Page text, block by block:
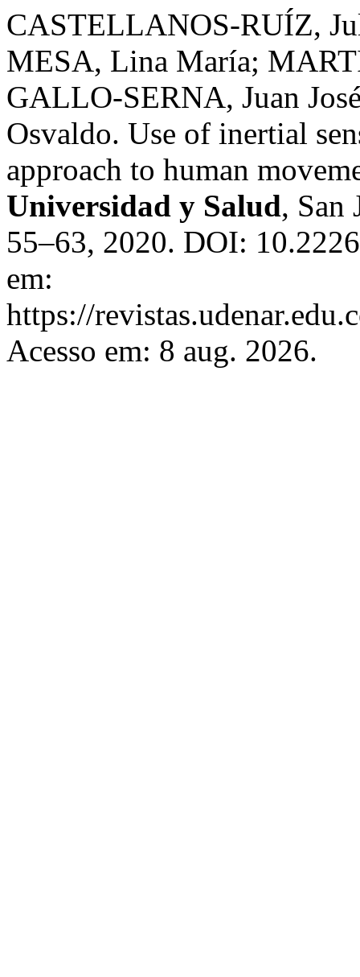
CASTELLANOS-RUÍZ,
MESA, Lina María;
GALLO-SERNA, Juan
Osvaldo. Use of inertial
approach to human
Universidad y Salud, San
55–63, 2020. DOI:
em:
https://
Acesso em: 8 aug. 2026.